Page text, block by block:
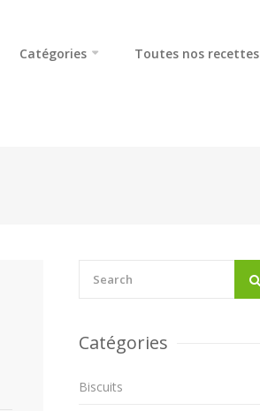
Catégories Toutes nos recettes
Catégories
Biscuits